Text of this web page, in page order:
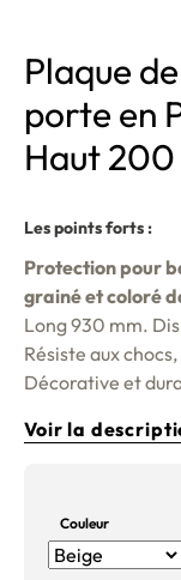
Plaque
porte en
Haut
Les points forts :
Protection pour
grainé et coloré
Long 930 mm.
Résiste aux
Décorative et
Voir la
Couleur